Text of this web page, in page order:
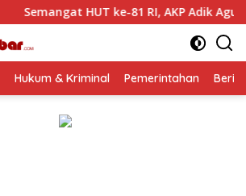
Adik Agus Putrawan: Kemerdekaan
Hukum & Kriminal Pemerintahan